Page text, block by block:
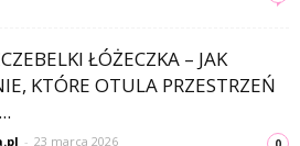
ŁÓŻECZKA – JAK
KTÓRE OTULA PRZESTRZEŃ
- 23 marca 2026